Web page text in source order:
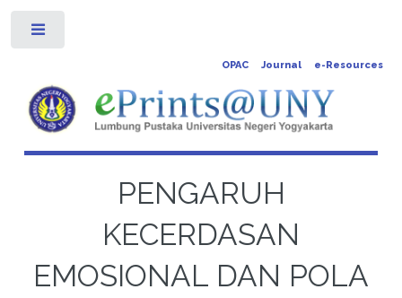
OPAC Journal e-Resources
PENGARUH
KECERDASAN
EMOSIONAL DAN POLA